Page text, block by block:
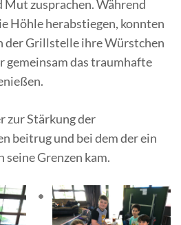
Mut zusprachen. Während
Höhle herabstiegen, konnten
der Grillstelle ihre Würstchen
gemeinsam das traumhafte
zur Stärkung der
beitrug und bei dem der ein
seine Grenzen kam.